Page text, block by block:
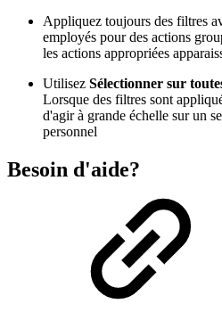
Appliquez toujours des filtres
employés pour des actions
les actions appropriées
Utilisez Sélectionner sur
Lorsque des filtres sont
d'agir à grande échelle sur un
personnel
Besoin d'aide?